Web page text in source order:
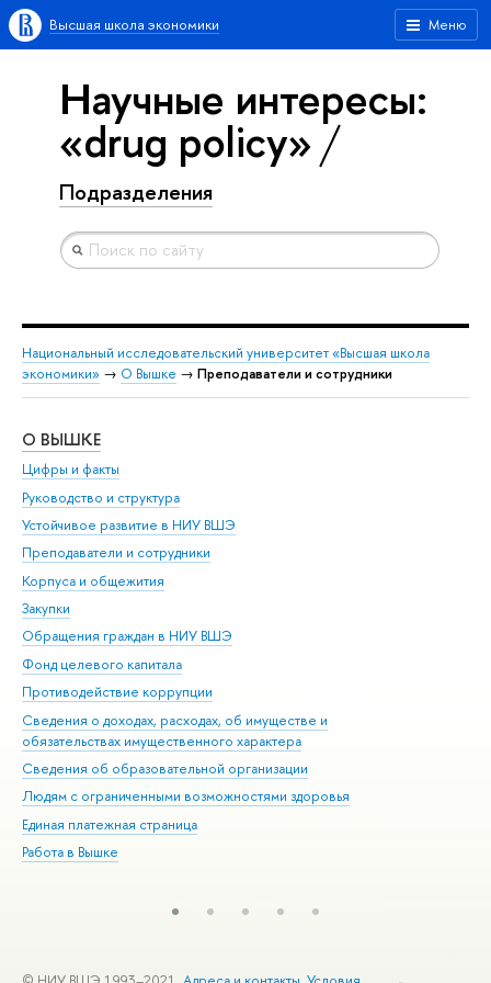
Меню
Высшая школа экономики
Научные интересы:
«drug policy»
Подразделения
Национальный исследовательский университет «Высшая школа
экономики» → О Вышке → Преподаватели и сотрудники
О ВЫШКЕ
Цифры и факты
Руководство и структура
Устойчивое развитие в НИУ ВШЭ
Преподаватели и сотрудники
Корпуса и общежития
Закупки
Обращения граждан в НИУ ВШЭ
Фонд целевого капитала
Противодействие коррупции
Сведения о доходах, расходах, об имуществе и
обязательствах имущественного характера
Сведения об образовательной организации
Людям с ограниченными возможностями здоровья
Единая платежная страница
Работа в Вышке